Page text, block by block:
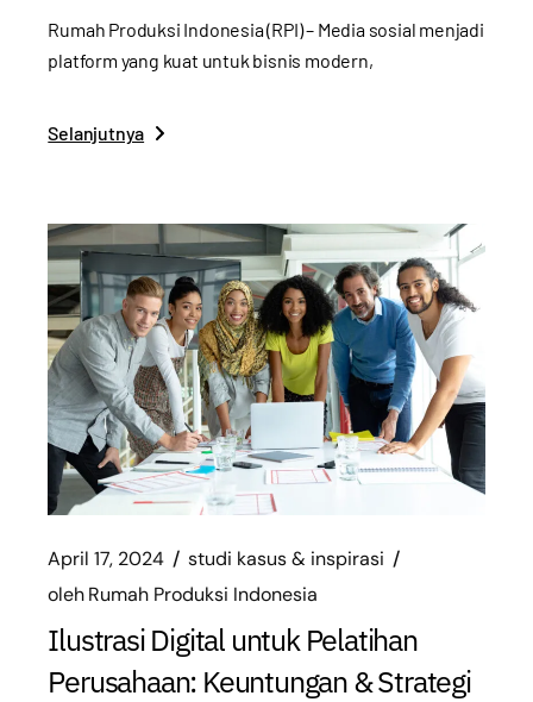
Rumah Produksi Indonesia (RPI) – Media sosial menjadi
platform yang kuat untuk bisnis modern,
Selanjutnya
April 17, 2024
studi kasus & inspirasi
olehRumah Produksi Indonesia
Ilustrasi Digital untuk Pelatihan
Perusahaan: Keuntungan & Strategi